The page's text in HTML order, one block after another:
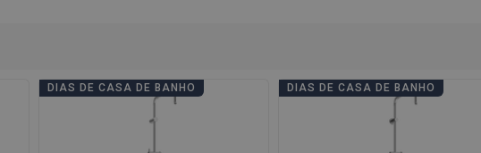
DIAS DE CASA DE BANHO DIAS DE CASA DE BANHO
SWEDISH